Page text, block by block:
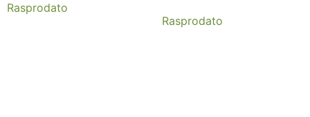
Rasprodato
Rasprodato